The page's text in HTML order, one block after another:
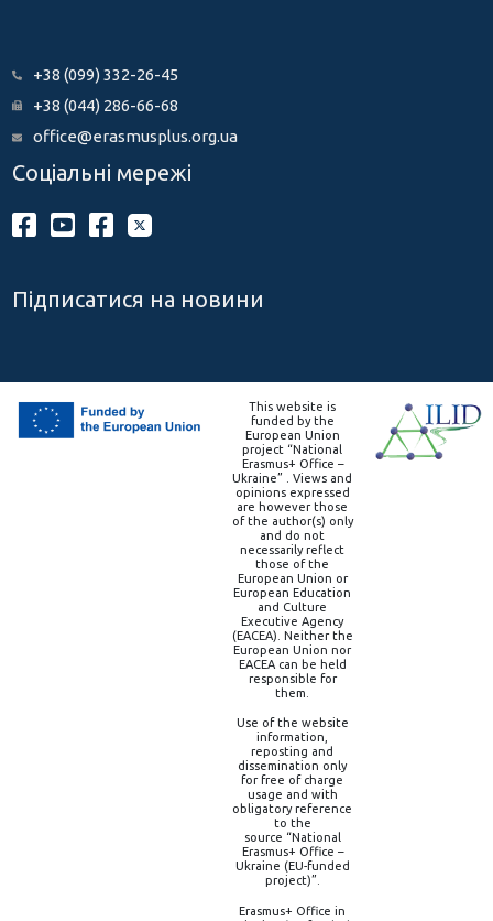
+38 (099) 332-26-45
+38 (044) 286-66-68
office@erasmusplus.org.ua
Соціальні мережі
Підписатися на новини
This website is
funded by the
European Union
project “National
Erasmus+ Office –
Ukraine” . Views and
opinions expressed
are however those
of the author(s) only
and do not
necessarily reflect
those of the
European Union or
European Education
and Culture
Executive Agency
(EACEA). Neither the
European Union nor
EACEA can be held
responsible for
them.
Use of the website
information,
reposting and
dissemination only
for free of charge
usage and with
obligatory reference
to the
source “National
Erasmus+ Office –
Ukraine (EU-funded
project)”.
Erasmus+ Office in